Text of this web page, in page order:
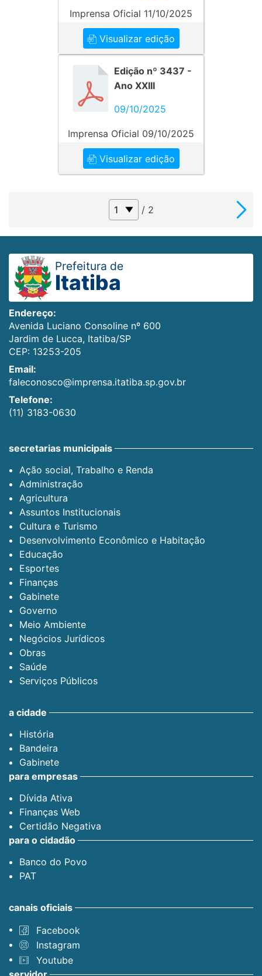
Imprensa Oficial 11/10/2025
Visualizar edição
Edição nº 3437 -
Ano XXIII
09/10/2025
Imprensa Oficial 09/10/2025
Visualizar edição
/ 2
Prefeitura de
Itatiba
Endereço:
Avenida Luciano Consoline nº 600
Jardim de Lucca, Itatiba/SP
CEP: 13253-205
Email:
faleconosco@imprensa.itatiba.sp.gov.br
Telefone:
(11) 3183-0630
secretarias municipais
Ação social, Trabalho e Renda
Administração
Agricultura
Assuntos Institucionais
Cultura e Turismo
Desenvolvimento Econômico e Habitação
Educação
Esportes
Finanças
Gabinete
Governo
Meio Ambiente
Negócios Jurídicos
Obras
Saúde
Serviços Públicos
a cidade
História
Bandeira
Gabinete
para empresas
Dívida Ativa
Finanças Web
Certidão Negativa
para o cidadão
Banco do Povo
PAT
canais oficiais
Facebook
Instagram
Youtube